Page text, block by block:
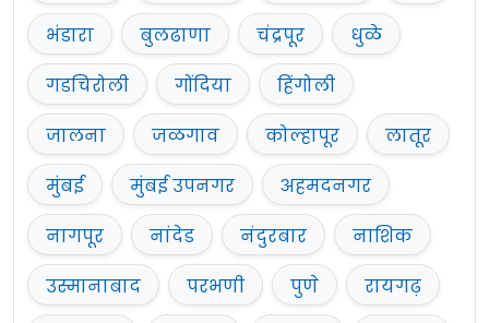
भंडारा
बुलढाणा चंद्रपूर
धुळे
गडचिरोली
गोंदिया
हिंगोली
जालना
जळगाव कोल्हापूर
लातूर
मुंबई
मुंबई उपनगर
अहमदनगर
नागपूर
नांदेड नंदुरबार
नाशिक
उस्मानाबाद
परभणी पुणे
रायगढ़